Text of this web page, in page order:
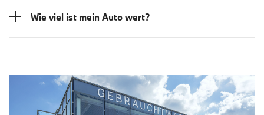
Wie viel ist mein Auto wert?